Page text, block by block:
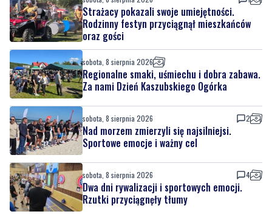
sobota, 8 sierpnia 2026
Regionalne smaki, uśmiechu i dobra zabawa.
Za nami Dzień Kaszubskiego Ogórka
sobota, 8 sierpnia 2026 2
Nad morzem zmierzyli się najsilniejsi.
sobota, 8 sierpnia 2026
Dwa dni rywalizacji i sportowych emocji.